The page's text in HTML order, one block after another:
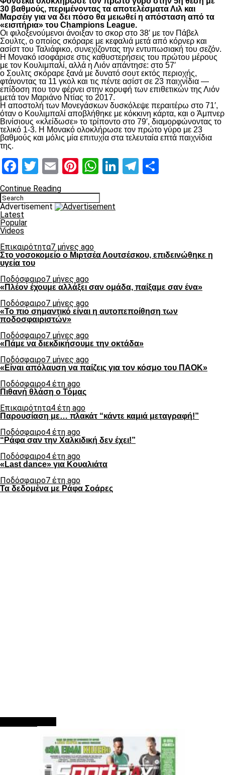
30 βαθμούς, περιμένοντας τα αποτελέσματα Λιλ και
Μαρσέιγ για να δει πόσο θα μειωθεί η απόσταση από τα
«εισιτήρια» του Champions League.
Οι φιλοξενούμενοι άνοιξαν το σκορ στο 38′ με τον Πάβελ
Σουλτς, ο οποίος σκόραρε με κεφαλιά μετά από κόρνερ και
ασίστ του Ταλιάφικο, συνεχίζοντας την εντυπωσιακή του σεζόν.
Η Μονακό ισοφάρισε στις καθυστερήσεις του πρώτου μέρους
με τον Κουλιμπαλί, αλλά η Λιόν απάντησε: στο 57′
ο Σουλτς σκόραρε ξανά με δυνατό σουτ εκτός περιοχής,
φτάνοντας τα 11 γκολ και τις πέντε ασίστ σε 23 παιχνίδια —
επίδοση που τον φέρνει στην κορυφή των επιθετικών της Λιόν
μετά τον Μαριάνο Ντίας το 2017.
Η αποστολή των Μονεγάσκων δυσκόλεψε περαιτέρω στο 71′,
όταν ο Κουλιμπαλί αποβλήθηκε με κόκκινη κάρτα, και ο Άμπνερ
Βινίσιους «κλείδωσε» το τρίποντο στο 79′, διαμορφώνοντας το
τελικό 1-3. Η Μονακό ολοκλήρωσε τον πρώτο γύρο με 23
βαθμούς και μόλις μία επιτυχία στα τελευταία επτά παιχνίδια
της.
Facebook
Twitter
EmailPinterest
WhatsApp
LinkedIn
Telegram
Continue Reading
Advertisement
Latest
Popular
Videos
Επικαιρότητα7 μήνες ago
Στο νοσοκομείο ο Μιρτσέα Λουτσέσκου, επιδεινώθηκε η
υγεία του
Ποδόσφαιρο7 μήνες ago
«Πλέον έχουμε αλλάξει σαν ομάδα, παίξαμε σαν ένα»
Ποδόσφαιρο7 μήνες ago
«Το πιο σημαντικό είναι η αυτοπεποίθηση των
ποδοσφαιριστών»
Ποδόσφαιρο7 μήνες ago
«Πάμε να διεκδικήσουμε την οκτάδα»
Ποδόσφαιρο7 μήνες ago
«Είναι απόλαυση να παίζεις για τον κόσμο του ΠΑΟΚ»
Ποδόσφαιρο4 έτη ago
Πιθανή θλάση ο Τόμας
Επικαιρότητα4 έτη ago
Παρουσίαση με… πλακάτ “κάντε καμιά μεταγραφή!”
Ποδόσφαιρο4 έτη ago
“Ράφα σαν την Χαλκιδική δεν έχει!”
Ποδόσφαιρο4 έτη ago
«Last dance» για Κουαλιάτα
Ποδόσφαιρο7 έτη ago
Τα δεδομένα με Ράφα Σοάρες